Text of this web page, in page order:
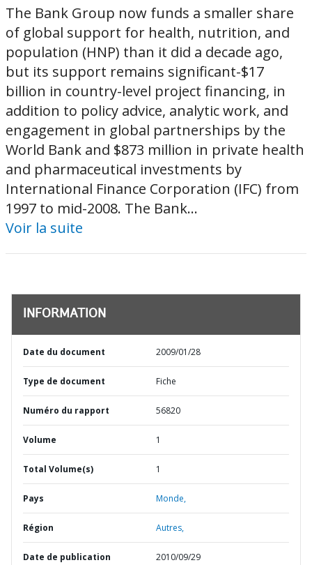
The Bank Group now funds a smaller share
of global support for health, nutrition, and
population (HNP) than it did a decade ago,
but its support remains significant-$17
billion in country-level project financing, in
addition to policy advice, analytic work, and
engagement in global partnerships by the
World Bank and $873 million in private health
and pharmaceutical investments by
International Finance Corporation (IFC) from
1997 to mid-2008. The Bank...
Voir la suite
INFORMATION
Date du document 2009/01/28
Type de document Fiche
Numéro du rapport 56820
Volume 1
Total Volume(s) 1
Pays Monde,
Région Autres,
Date de publication 2010/09/29